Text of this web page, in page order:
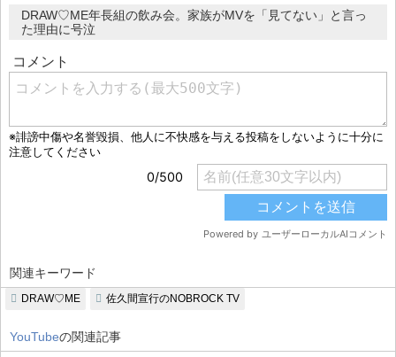
DRAW♡ME年長組の飲み会。家族がMVを「見てない」と言っ
た理由に号泣
関連キーワード
DRAW♡ME 佐久間宣行のNOBROCK TV
YouTubeの関連記事